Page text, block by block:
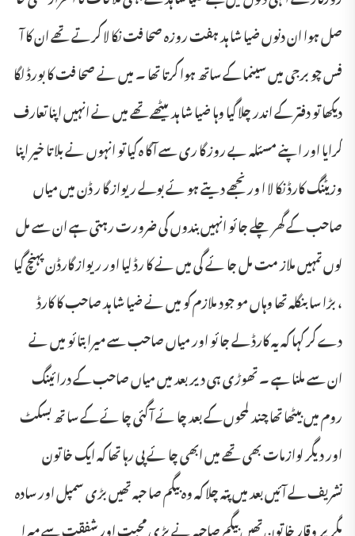
صل ہوا ان دنوں ضیا شا ہد ہفت روزہ صحا فت نکا لا کرتے تھے ان کا آ
فس چو برجی میں سینما کے ساتھ ہوا کرتا تھا ۔ میں نے صحا فت کا بورڈ لگا
دیکھا تو دفتر کے اندر چلا گیا وہا ضیا شا ہد بیٹھے تھے میں نے انہیں اپنا تعارف
کرایا اور اپنے مسئلہ بے روز گا ری سے آ گا ہ کیا تو انہوں نے بلا تا خیر اپنا
وزیٹنگ کارڈ نکا لا ا ور نجھے دیتے ہو ئے بولے ریواز گا ر ڈن میں میاں
صاحب کے گھر چلے جا ئو انہیں بندوں کی ضرورت رہتی ہے ان سے مل
لوں تمہیں ملاز مت مل جا ئے گی میں نے کا رڈ لیا اور ریواز گارڈن پہنچ گیا
، بڑا سا بنگلہ تھا وہاں مو جود ملازم کو میں نے ضیا شا ہد صاحب کا کارڈ
دے کر کہا کہ یہ کارڈ لے جا ئو اور میاں صاحب سے میرا بتا ئو میں نے
ان سے ملنا ہے ۔ تھوڑی ہی دیر بعد میں میاں صاحب کے درا ئینگ
روم میں بیٹھا تھا چند لمحوں کے بعد چا ئے آ گئی چا ئے کے سا تھ بسکٹ
اور دیگر لوازمات بھی تھے میں ابھی چا ئے پی رہا تھا کہ ایک خا تون
تشریف لے آ ئیں بعد میں پتہ چلا کہ وہ بیگم صا حبہ تھیں بڑی سمپل اور سادہ
مگر پر وقار خا تون تھیں بیگم صاحبہ نے بڑی محبت اور شفقت سے میرا